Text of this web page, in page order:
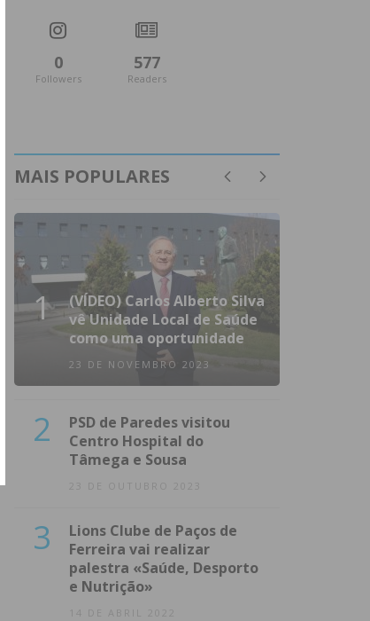
0
Followers
577
Readers
MAIS POPULARES
1
(VÍDEO) Carlos Alberto Silva
vê Unidade Local de Saúde
como uma oportunidade
23 DE NOVEMBRO 2023
2
PSD de Paredes visitou
Centro Hospital do
Tâmega e Sousa
23 DE OUTUBRO 2023
3
Lions Clube de Paços de
Ferreira vai realizar
palestra «Saúde, Desporto
e Nutrição»
14 DE ABRIL 2022